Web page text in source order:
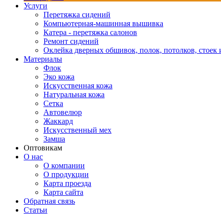
Услуги
Перетяжка сидений
Компьютерная-машинная вышивка
Катера - перетяжка салонов
Ремонт сидений
Оклейка дверных обшивок, полок, потолков, стоек
Материалы
Флок
Эко кожа
Искусственная кожа
Натуральная кожа
Сетка
Автовелюр
Жаккард
Искусственный мех
Замша
Оптовикам
О нас
О компании
О продукции
Карта проезда
Карта сайта
Обратная связь
Статьи